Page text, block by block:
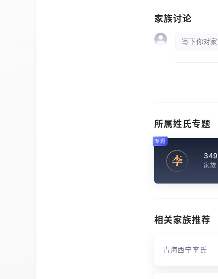
家族讨论
写下你对
所属姓氏专题
李 家族
专题
相关家族推荐
青海西宁李氏